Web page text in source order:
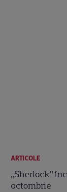
ARTICOLE
„Sherlock”
octombrie